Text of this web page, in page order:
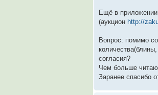
Ещё в приложении
(аукцион http://
Вопрос: помимо
согласия?
Чем больше
Заранее спасибо